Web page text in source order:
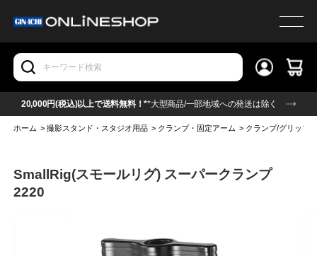
20,000円(税込)以上で送料無料！**大型商品/一部地域への発送は除く
ホーム >撮影スタンド・スタジオ用品 > クランプ・固定アーム > クランプ/グリップ
SmallRig(スモールリグ) スーパークランプ
2220